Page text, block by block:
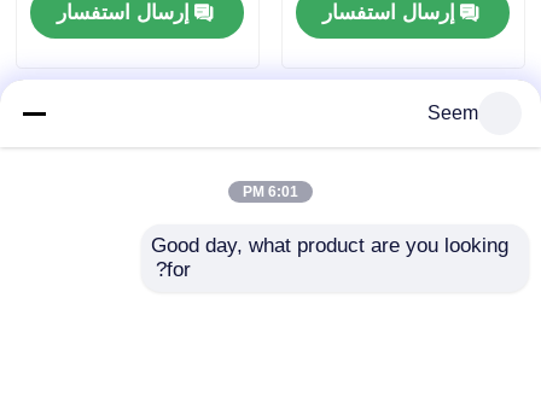
طيران 20 كمإرسال استفسار
السرعة ومدى 20 كم
للتطبيقات الصناعية
إرسال استفسار
Seem
6:01 PM
Good day, what product are you looking
for?